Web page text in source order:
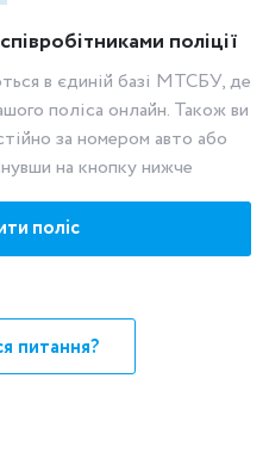
поліції
в єдиній базі МТСБУ, де
поліса онлайн. Також ви
за номером авто або
на кнопку нижче
поліс
питання?